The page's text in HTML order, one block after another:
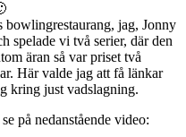
bowlingrestaurang, jag, Jonny
spelade vi två serier, där den
äran så var priset två
Här valde jag att få länkar
kring just vadslagning.
på nedanstående video: